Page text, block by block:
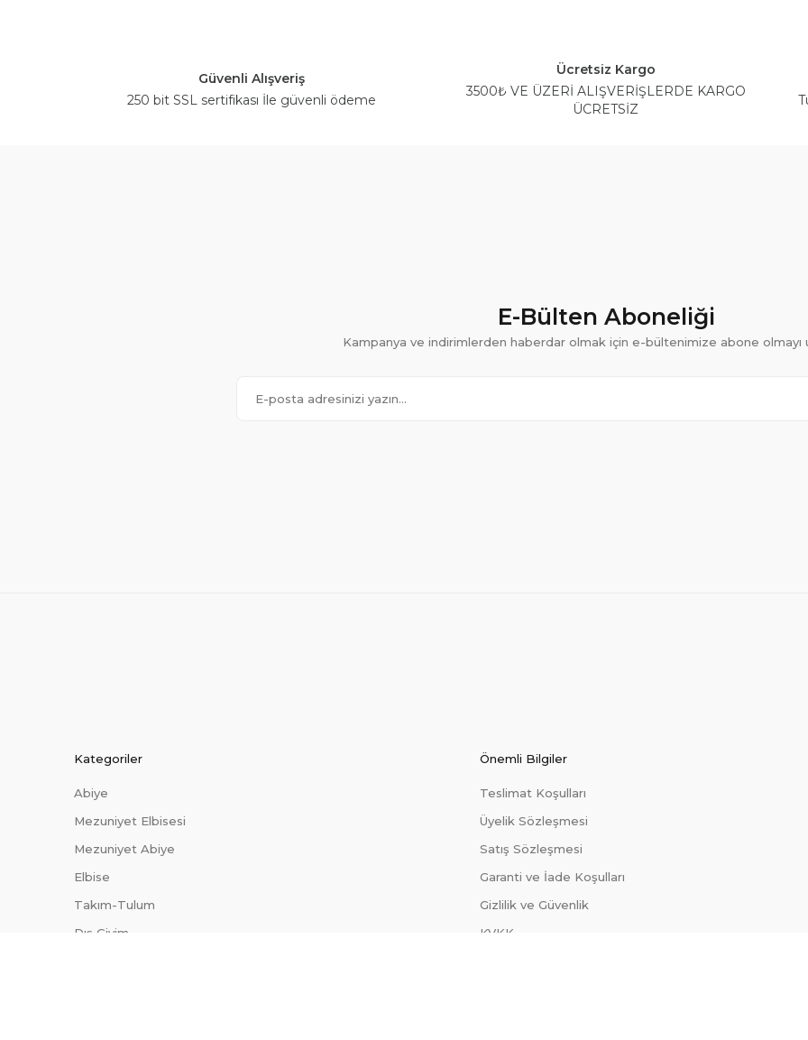
Güvenli Alışveriş
250 bit SSL sertifikası İle güvenli ödeme
Ücretsiz Kargo
3500₺ VE ÜZERİ ALIŞVERİŞLERDE KARGO
ÜCRETSİZ
E-Bülten Aboneliği
Kampanya ve indirimlerden haberdar olmak için e-bültenimize abone olmayı
Kategoriler
Abiye
Mezuniyet Elbisesi
Mezuniyet Abiye
Elbise
Takım-Tulum
Dış Giyim
Önemli Bilgiler
Teslimat Koşulları
Üyelik Sözleşmesi
Satış Sözleşmesi
Garanti ve İade Koşulları
Gizlilik ve Güvenlik
KVKK